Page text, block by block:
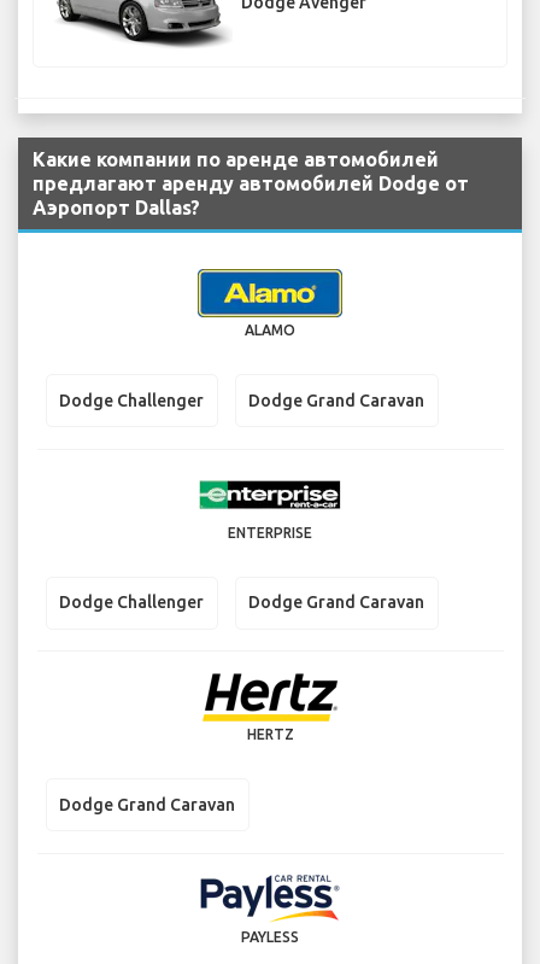
Какие компании по аренде автомобилей
предлагают аренду автомобилей Dodge от
Аэропорт Dallas?
ALAMO
Dodge Challenger Dodge Grand Caravan
ENTERPRISE
Dodge Challenger Dodge Grand Caravan
HERTZ
Dodge Grand Caravan
PAYLESS